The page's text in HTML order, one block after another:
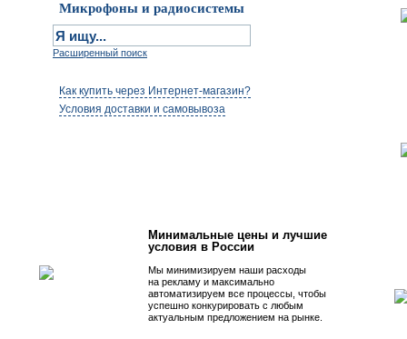
Микрофоны и радиосистемы
Расширенный поиск
Как купить через Интернет-магазин?
Условия доставки и самовывоза
Минимальные цены и лучшие
условия в России
Мы минимизируем наши расходы
на рекламу и максимально
автоматизируем все процессы, чтобы
успешно конкурировать с любым
актуальным предложением на рынке.